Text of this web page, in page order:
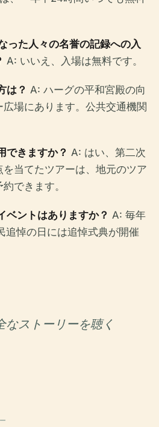
った人々の名誉の記録への入
A: いいえ、入場は無料です。
は？ A: ハーグの平和宮殿の向
場にあります。公共交通機関
できますか？ A: はい、第二次
当てたツアーは、地元のツア
できます。
ベントはありますか？ A: 毎年
追悼の日には追悼式典が開催
なストーリーを聴く